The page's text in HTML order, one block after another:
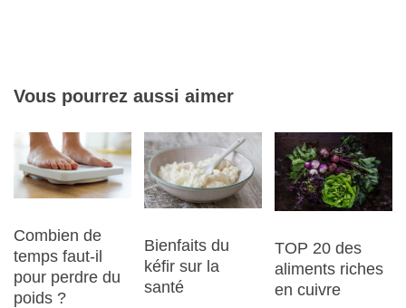
Vous pourrez aussi aimer
Combien de
temps faut-il
pour perdre du
poids ?
Bienfaits du
kéfir sur la
santé
TOP 20 des
aliments riches
en cuivre